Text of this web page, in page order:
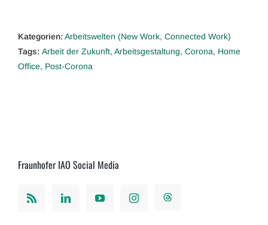
Kategorien: Arbeitswelten (New Work, Connected Work)
Tags: Arbeit der Zukunft, Arbeitsgestaltung, Corona, Home
Office, Post-Corona
Fraunhofer IAO Social Media